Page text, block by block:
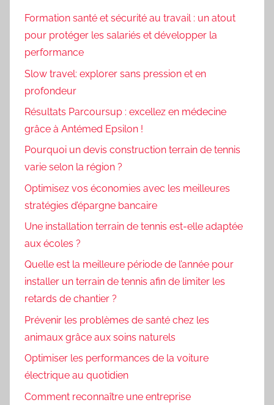
Formation santé et sécurité au travail : un atout
pour protéger les salariés et développer la
performance
Slow travel: explorer sans pression et en
profondeur
Résultats Parcoursup : excellez en médecine
grâce à Antémed Epsilon !
Pourquoi un devis construction terrain de tennis
varie selon la région ?
Optimisez vos économies avec les meilleures
stratégies d’épargne bancaire
Une installation terrain de tennis est-elle adaptée
aux écoles ?
Quelle est la meilleure période de l’année pour
installer un terrain de tennis afin de limiter les
retards de chantier ?
Prévenir les problèmes de santé chez les
animaux grâce aux soins naturels
Optimiser les performances de la voiture
électrique au quotidien
Comment reconnaître une entreprise